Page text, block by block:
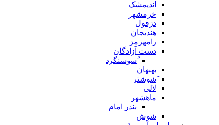
اندیمشک
خرمشهر
دزفول
هندیجان
رامهرمز
دست آزادگان
ُسوسنگرد
بهبهان
َشوشتر
لالی
ماهشهر
بندر امام
شوش